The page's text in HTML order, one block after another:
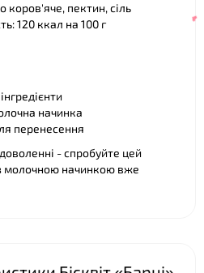
коров'яче, пектин, сіль
120 ккал на 100 г
начинка
перенесення
- спробуйте цей
з молочною начинкою вже
❤